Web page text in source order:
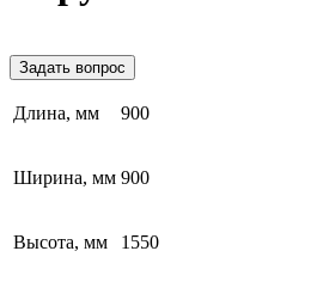
Задать вопрос
Длина, мм 900
Ширина, мм 900
Высота, мм 1550